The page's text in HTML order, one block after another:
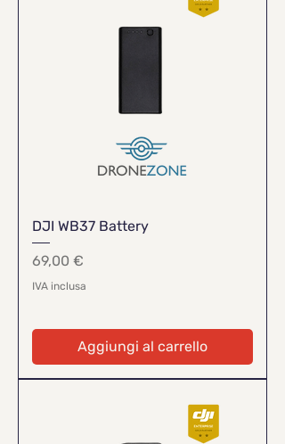
DJI WB37 Battery
Prezzo
69,00 €
IVA inclusa
Aggiungi al carrello